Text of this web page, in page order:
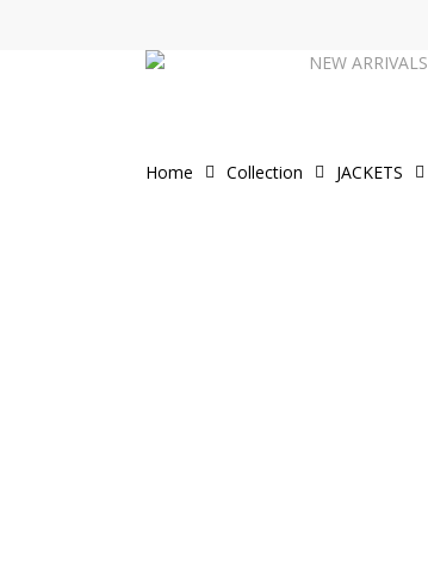
NEW ARRIVALS
Home Collection JACKETS